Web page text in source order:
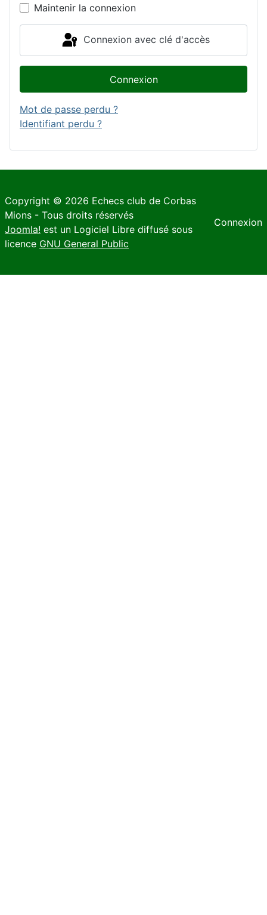
Maintenir la connexion
Connexion avec clé d'accès
Connexion
Mot de passe perdu ?
Identifiant perdu ?
Copyright © 2026 Echecs club de Corbas
Mions - Tous droits réservés
Joomla! est un Logiciel Libre diffusé sous
licence GNU General Public
Connexion